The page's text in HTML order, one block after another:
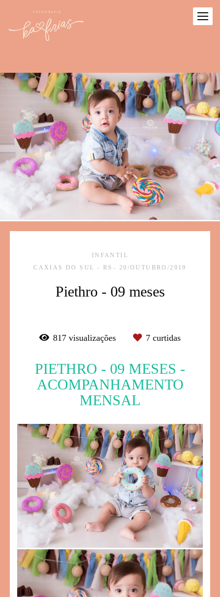
INFANTIL
CAXIAS DO SUL - RS
20/OUTUBRO/2019
Piethro - 09 meses
817 visualizações 7 curtidas
PIETHRO - 09 MESES -
ACOMPANHAMENTO
MENSAL